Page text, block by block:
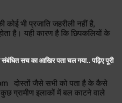
भी प्रजाति जहरीली नहीं है,
है। यही कारण है कि छिपकलियों के
संबंधित सच का आखिर पता चल गया.. पढ़िए पूरी
दोस्तों जैसे सभी को पता है के कैसे
ग्रामीण इलाकों में बल काटने वाले